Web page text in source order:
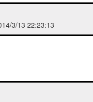
3/13 22:23:13